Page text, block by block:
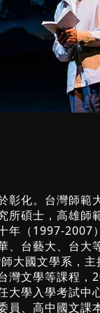
彰化。台灣師範
所碩士，高雄師
年（1997-2007
、台藝大、台大
大國文學系，
灣文學等課程，
大學入學考試中
員、高中國文課